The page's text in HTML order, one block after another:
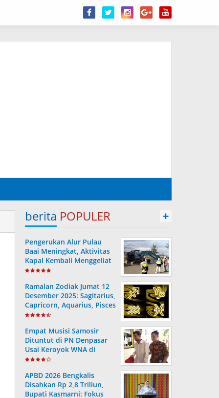
berita POPULER +
Pengerukan Alur Pulau
Baai Meningkat, Aktivitas
Kapal Kembali Menggeliat
Ramalan Zodiak Jumat 12
Desember 2025: Sagitarius,
Capricorn, Aquarius, Pisces
– Karier, Keuangan, Cinta,
Empat Musisi Samosir
Dituntut di PN Denpasar
Usai Keroyok WNA di
Sanur
APBD 2026 Bengkalis
Disahkan Rp 2,8 Triliun,
Bupati Kasmarni: Fokus